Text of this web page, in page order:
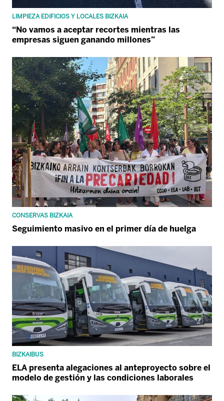
LIMPIEZA EDIFICIOS Y LOCALES BIZKAIA
“No vamos a aceptar recortes mientras las
empresas siguen ganando millones”
CONSERVAS BIZKAIA
Seguimiento masivo en el primer día de huelga
BIZKAIBUS
ELA presenta alegaciones al anteproyecto sobre el
modelo de gestión y las condiciones laborales